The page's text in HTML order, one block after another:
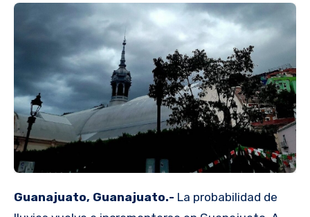
Guanajuato, Guanajuato.- La probabilidad de